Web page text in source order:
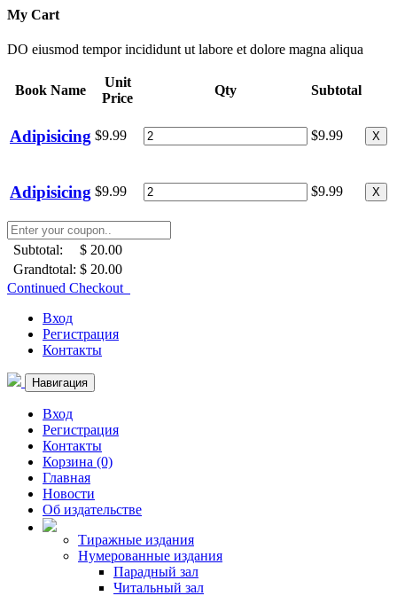
My Cart
DO eiusmod tempor incididunt ut labore et dolore magna aliqua
Book Name
Unit
Price
Qty Subtotal
Adipisicing $9.99 $9.99 X
Adipisicing $9.99 $9.99 X
Subtotal:
$ 20.00
Grandtotal: $ 20.00
Continued Checkout
Вход
Регистрация
Контакты
Навигация
Вход
Регистрация
Контакты
Корзина (0)
Главная
Новости
Об издательстве
Тиражные издания
Нумерованные издания
Парадный зал
Читальный зал